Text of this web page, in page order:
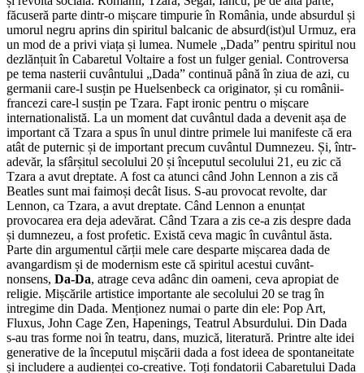
făcuseră parte dintr-o mișcare timpurie în România, unde absurdul și
umorul negru aprins din spiritul balcanic de absurd(ist)ul Urmuz, era
un mod de a privi viața și lumea. Numele „Dada” pentru spiritul nou
dezlănțuit în Cabaretul Voltaire a fost un fulger genial. Controversa
pe tema nasterii cuvântului „Dada” continuă până în ziua de azi, cu
germanii care-l susțin pe Huelsenbeck ca originator, și cu românii-
francezi care-l susțin pe Tzara. Fapt ironic pentru o mișcare
internationalistă. La un moment dat cuvântul dada a devenit așa de
important că Tzara a spus în unul dintre primele lui manifeste că era
atât de puternic și de important precum cuvântul Dumnezeu. Și, într-
adevăr, la sfârșitul secolului 20 și începutul secolului 21, eu zic că
Tzara a avut dreptate. A fost ca atunci când John Lennon a zis că
Beatles sunt mai faimoși decât Iisus. S-au provocat revolte, dar
Lennon, ca Tzara, a avut dreptate. Când Lennon a enunțat
provocarea era deja adevărat. Când Tzara a zis ce-a zis despre dada
și dumnezeu, a fost profetic. Există ceva magic în cuvântul ăsta.
Parte din argumentul cărții mele care desparte mișcarea dada de
avangardism și de modernism este că spiritul acestui cuvânt-
nonsens, Da-Da, atrage ceva adânc din oameni, ceva apropiat de
religie. Mișcările artistice importante ale secolului 20 se trag în
intregime din Dada. Menționez numai o parte din ele: Pop Art,
Fluxus, John Cage Zen, Hapenings, Teatrul Absurdului. Din Dada
s-au tras forme noi în teatru, dans, muzică, literatură. Printre alte idei
generative de la începutul mișcării dada a fost ideea de spontaneitate
și includere a audienței co-creative. Toți fondatorii Cabaretului Dada